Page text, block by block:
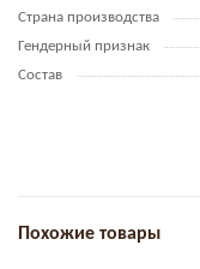
Страна производства
Гендерный признак
Состав
Похожие товары